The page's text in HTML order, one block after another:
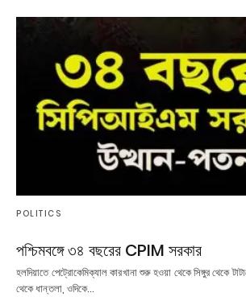
POLITICS
পশ্চিমবঙ্গে ৩৪ বছরের CPIM সরকার
হলদিয়াতে পেট্রোকেমিক্যাল কারখানা শুরু হওয়া থেকে সিঙ্গুর থেকে
থেকে ধান্তলা, ওদিকে…